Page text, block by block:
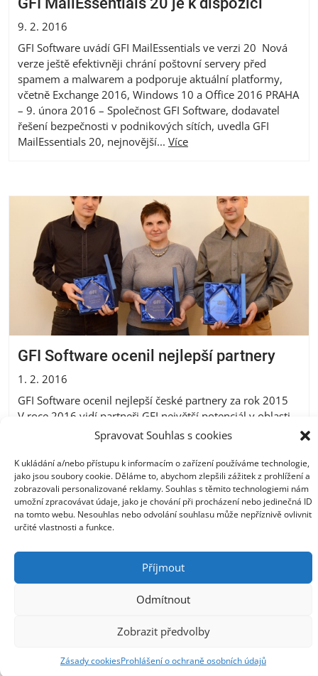
Spravovat Souhlas s cookies
K ukládání a/nebo přístupu k informacím o zařízení používáme technologie,
jako jsou soubory cookie. Děláme to, abychom zlepšili zážitek z prohlížení a
zobrazovali personalizované reklamy. Souhlas s těmito technologiemi nám
umožní zpracovávat údaje, jako je chování při procházení nebo jedinečná ID
na tomto webu. Nesouhlas nebo odvolání souhlasu může nepříznivě ovlivnit
určité vlastnosti a funkce.
Příjmout
Odmítnout
Zobrazit předvolby
Zásady cookiesProhlášení o ochraně osobních údajů
9. 2. 2016
GFI Software uvádí GFI MailEssentials ve verzi 20 Nová
verze ještě efektivněji chrání poštovní servery před
spamem a malwarem a podporuje aktuální platformy,
včetně Exchange 2016, Windows 10 a Office 2016 PRAHA
– 9. února 2016 – Společnost GFI Software, dodavatel
řešení bezpečnosti v podnikových sítích, uvedla GFI
MailEssentials 20, nejnovější... Více
GFI Software ocenil nejlepší partnery
1. 2. 2016
GFI Software ocenil nejlepší české partnery za rok 2015
V roce 2016 vidí partneři GFI největší potenciál v oblasti
řešení pro patch management, správu přenosných
GFI Software, dodavatel řešení bezpečnosti
v podnikových sítích, ocenila na svém každoročním
setkání nejlepší české partnery...Více